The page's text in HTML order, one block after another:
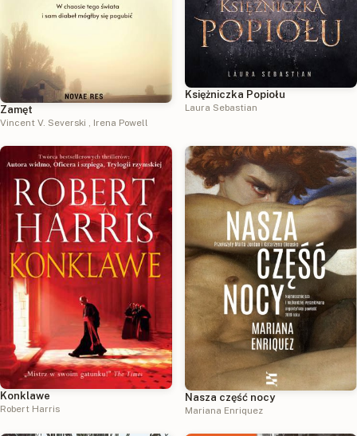
Zamęt
Vincent V. Severski , Irena Powell
Księżniczka Popiołu
Laura Sebastian
Konklawe
Robert Harris
Nasza część nocy
Mariana Enriquez